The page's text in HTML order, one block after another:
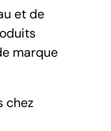
et de
marque
chez